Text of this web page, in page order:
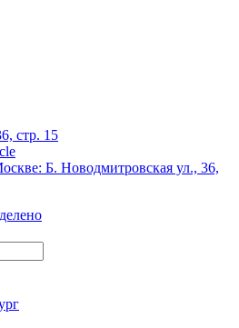
стр. 15
Б. Новодмитровская ул., 36,